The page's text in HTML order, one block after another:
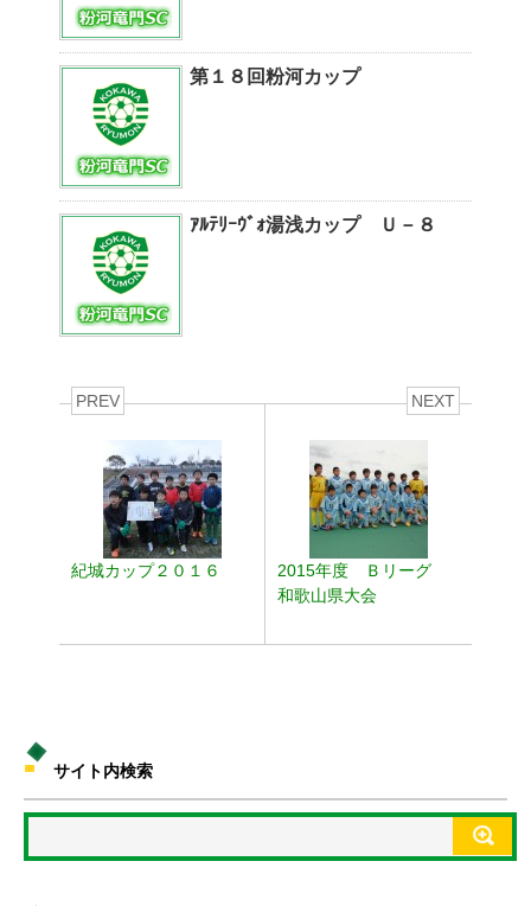
第１８回粉河カップ
ｱﾙﾃﾘｰｳﾞｫ湯浅カップ Ｕ－８
PREV
紀城カップ２０１６
NEXT
2015年度 Ｂリーグ
和歌山県大会
サイト内検索